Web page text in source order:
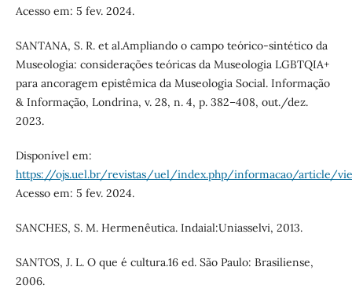
Acesso em: 5 fev. 2024.
SANTANA, S. R. et al.Ampliando o campo teórico-sintético da
Museologia: considerações teóricas da Museologia LGBTQIA+
para ancoragem epistêmica da Museologia Social. Informação
& Informação, Londrina, v. 28, n. 4, p. 382–408, out./dez.
2023.
Disponível em:
https://ojs.uel.br/revistas/uel/index.php/informacao/article/
Acesso em: 5 fev. 2024.
SANCHES, S. M. Hermenêutica. Indaial:Uniasselvi, 2013.
SANTOS, J. L. O que é cultura.16 ed. São Paulo: Brasiliense,
2006.